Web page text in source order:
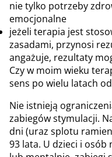
nie tylko potrzeby
emocjonalne
jeżeli terapia jest
zasadami, przynosi
angażuje, rezultaty
Czy w moim wieku
sens po wielu latach
Nie istnieją
zabiegów stymulacji.
dni (uraz splotu
93 lata. U dzieci i osób